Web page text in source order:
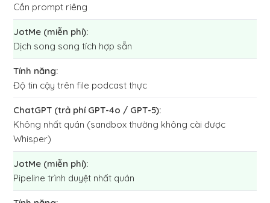
Cần prompt riêng
Dịch song song tích hợp sẵn
Độ tin cậy trên file podcast thực
Không nhất quán (sandbox thường không cài được
Whisper)
Pipeline trình duyệt nhất quán